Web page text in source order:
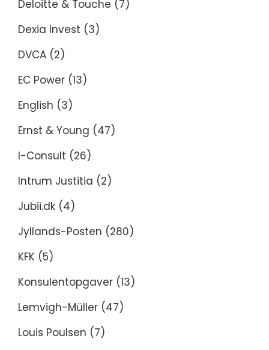
Deloitte & Touche (7)
Dexia Invest (3)
DVCA (2)
EC Power (13)
English (3)
Ernst & Young (47)
I-Consult (26)
Intrum Justitia (2)
Jubii.dk (4)
Jyllands-Posten (280)
KFK (5)
Konsulentopgaver (13)
Lemvigh-Müller (47)
Louis Poulsen (7)